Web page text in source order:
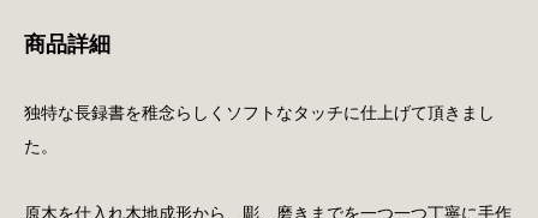
商品詳細
独特な長録書を稚念らしくソフトなタッチに仕上げて頂きまし
た。
原木を仕入れ木地成形から、彫、磨きまでを一つ一つ丁寧に手作